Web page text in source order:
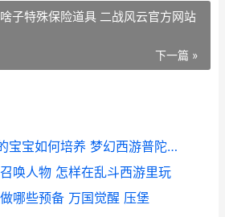
子特殊保险道具 二战风云官方网站
下一篇 »
梦幻西游普陀120的宝宝如何培养 梦幻西游普陀129厉害吗
唤人物 怎样在乱斗西游里玩
哪些预备 万国觉醒 压堡